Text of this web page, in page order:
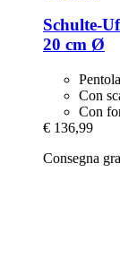
Schulte-
20 cm Ø
Con
Con
€ 136,99
Consegna